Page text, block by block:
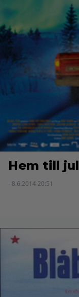
Hem till jul
- 8.6.2014 20:51